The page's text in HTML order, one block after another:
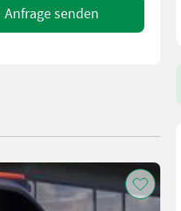
Anfrage senden